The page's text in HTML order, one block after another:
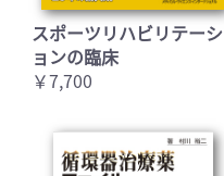
スポーツリハビリテーシ
ョンの臨床
￥7,700